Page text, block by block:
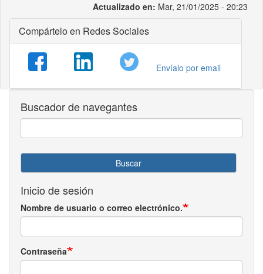
Actualizado en: Mar, 21/01/2025 - 20:23
Compártelo en Redes Sociales
Envíalo por email
Buscador de navegantes
Buscar
Inicio de sesión
Nombre de usuario o correo electrónico.
Contraseña